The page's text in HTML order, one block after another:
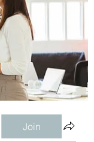
Join